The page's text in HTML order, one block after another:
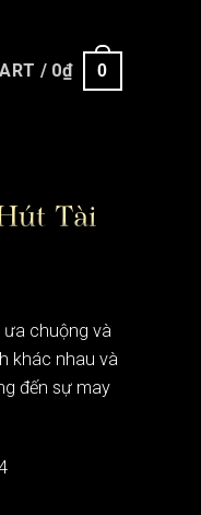
/ 0₫ 0
Tài
ưa chuộng và
khác nhau và
đến sự may